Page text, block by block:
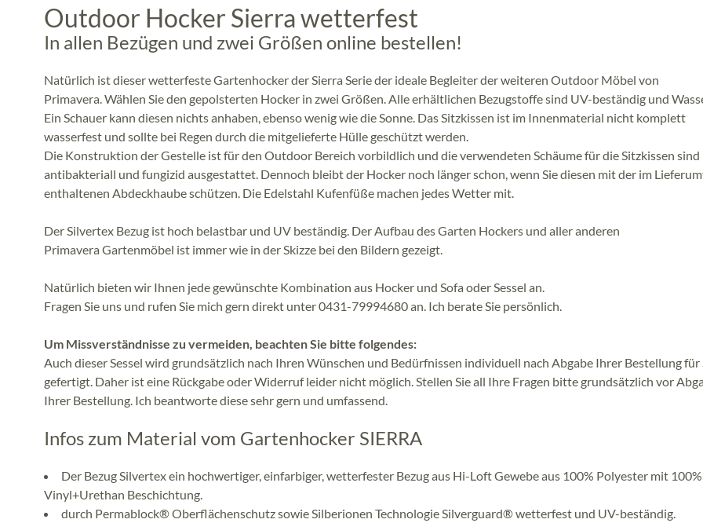
Outdoor Hocker Sierra wetterfest
In allen Bezügen und zwei Größen online bestellen!
Natürlich ist dieser wetterfeste Gartenhocker der Sierra Serie der ideale Begleiter der weiteren Outdoor Möbel von
Primavera. Wählen Sie den gepolsterten Hocker in zwei Größen. Alle erhältlichen Bezugstoffe sind UV-beständig und
Ein Schauer kann diesen nichts anhaben, ebenso wenig wie die Sonne. Das Sitzkissen ist im Innenmaterial nicht komplett
wasserfest und sollte bei Regen durch die mitgelieferte Hülle geschützt werden.
Die Konstruktion der Gestelle ist für den Outdoor Bereich vorbildlich und die verwendeten Schäume für die Sitzkissen sind
antibakteriall und fungizid ausgestattet. Dennoch bleibt der Hocker noch länger schon, wenn Sie diesen mit der im
enthaltenen Abdeckhaube schützen. Die Edelstahl Kufenfüße machen jedes Wetter mit.
Der Silvertex Bezug ist hoch belastbar und UV beständig. Der Aufbau des Garten Hockers und aller anderen
Primavera Gartenmöbel ist immer wie in der Skizze bei den Bildern gezeigt.
Natürlich bieten wir Ihnen jede gewünschte Kombination aus Hocker und Sofa oder Sessel an.
Fragen Sie uns und rufen Sie mich gern direkt unter 0431-79994680 an. Ich berate Sie persönlich.
Um Missverständnisse zu vermeiden, beachten Sie bitte folgendes:
Auch dieser Sessel wird grundsätzlich nach Ihren Wünschen und Bedürfnissen individuell nach Abgabe Ihrer Bestellung für
gefertigt. Daher ist eine Rückgabe oder Widerruf leider nicht möglich. Stellen Sie all Ihre Fragen bitte grundsätzlich vor
Ihrer Bestellung. Ich beantworte diese sehr gern und umfassend.
Infos zum Material vom Gartenhocker SIERRA
Der Bezug Silvertex ein hochwertiger, einfarbiger, wetterfester Bezug aus Hi-Loft Gewebe aus 100% Polyester mit 100%
Vinyl+Urethan Beschichtung.
durch Permablock® Oberflächenschutz sowie Silberionen Technologie Silverguard® wetterfest und UV-beständig.